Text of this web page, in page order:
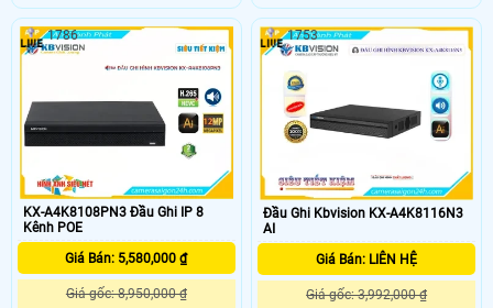
KX-A4K8108PN3 Đầu Ghi IP 8
Kênh POE
Giá Bán: 5,580,000 ₫
Giá gốc: 8,950,000 ₫
1786
Đầu Ghi Kbvision KX-A4K8116N3
AI
Giá Bán: LIÊN HỆ
Giá gốc: 3,992,000 ₫
1753